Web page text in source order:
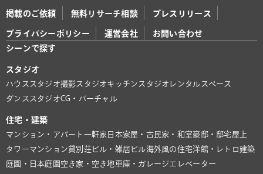
掲載のご依頼 無料リサーチ相談 プレスリリース
プライバシーポリシー 運営会社
お問い合わせ
シーンで探す
スタジオ
ハウススタジオ撮影スタジオキッチンスタジオ レンタルスペース
ダンススタジオCG・バーチャル
住宅・建築
マンション・アパート 一軒家 日本家屋・古民家・和室豪邸・邸宅屋上
タワーマンション貸別荘ビル・雑居ビル海外風の住宅洋館・レトロ建築
庭園・日本庭園 空き家・空き地 車庫・ガレージ エレベーター